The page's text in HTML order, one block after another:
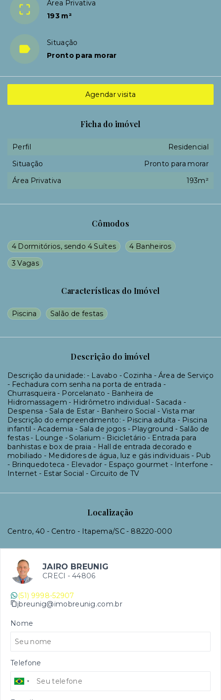
Área Privativa
193 m²
Situação
Pronto para morar
Cômodos
4 Dormitórios, sendo 4 Suítes
4 Banheiros
3 Vagas
Características do Imóvel
Piscina Salão de festas
Descrição do imóvel
Descrição da unidade: - Lavabo - Cozinha - Área de Serviço
- Fechadura com senha na porta de entrada -
Churrasqueira - Porcelanato - Banheira de
Hidromassagem - Hidrômetro individual - Sacada -
Despensa - Sala de Estar - Banheiro Social - Vista mar
Descrição do empreendimento: - Piscina adulta - Piscina
infantil - Academia - Sala de jogos - Playground - Salão de
festas - Lounge - Solarium - Bicicletário - Entrada para
banhistas e box de praia - Hall de entrada decorado e
mobiliado - Medidores de água, luz e gás individuais - Pub
- Brinquedoteca - Elevador - Espaço gourmet - Interfone -
Internet - Estar Social - Circuito de TV
Localização
Centro, 40 - Centro - Itapema/SC- 88220-000
Agendar visita
Ficha do imóvel
Perfil
Residencial
Situação
Pronto para morar
Área Privativa
193m²
JAIRO BREUNIG
CRECI - 44806
(51) 9998-52907
jbreunig@imobreunig.com.br
Nome
Telefone